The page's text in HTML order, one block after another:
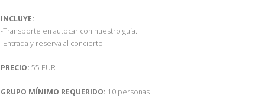
INCLUYE:
-Transporte en autocar con nuestro guía.
-Entrada y reserva al concierto.
PRECIO: 55 EUR
GRUPO MÍNIMO REQUERIDO: 10 personas